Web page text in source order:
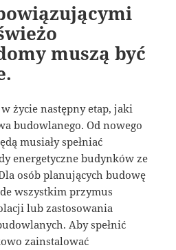
muszą być
życie następny etap, jaki
budowlanego. Od nowego
musiały spełniać
energetyczne budynków ze
osób planujących budowę
wszystkim przymus
lub zastosowania
Aby spełnić
zainstalować